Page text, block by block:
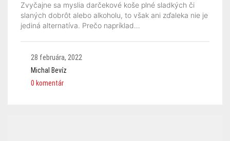
Zvyčajne sa myslia darčekové koše plné sladkých či
slaných dobrôt alebo alkoholu, to však ani zďaleka nie je
jediná alternatíva. Prečo napríklad…
28 februára, 2022
Michal Bevíz
0 komentár